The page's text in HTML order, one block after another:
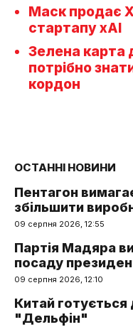
Маск продає
стартапу xAI
Зелена карта
потрібно
кордон
ОСТАННІ НОВИНИ
Пентагон
збільшити
09 серпня 2026, 12:55
Партія Мадяра
посаду
09 серпня 2026, 12:10
Китай
"Дельфін"